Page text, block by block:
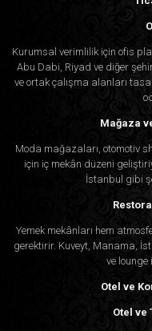
Kurumsal verimlilik için ofis
Abu Dabi, Riyad ve diğer
ve ortak çalışma alanları
Mağaza
Moda mağazaları, otomotiv
için iç mekân düzeni
İstanbul gibi
Yemek mekânları hem
gerektirir. Kuveyt, Manama,
ve
Otel ve
Otel ve